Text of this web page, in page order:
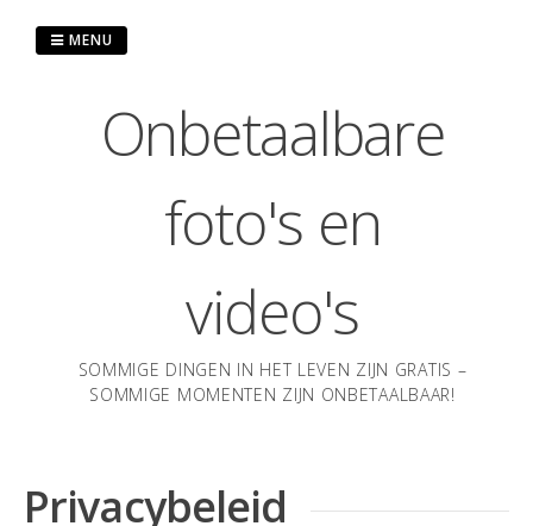
Onbetaalbare
foto's en
video's
SOMMIGE DINGEN IN HET LEVEN ZIJN GRATIS –
SOMMIGE MOMENTEN ZIJN ONBETAALBAAR!
MENU
Privacybeleid